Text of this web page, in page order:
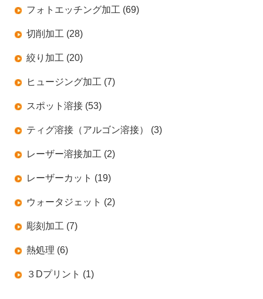
フォトエッチング加工 (69)
切削加工 (28)
絞り加工 (20)
ヒュージング加工 (7)
スポット溶接 (53)
ティグ溶接（アルゴン溶接） (3)
レーザー溶接加工 (2)
レーザーカット (19)
ウォータジェット (2)
彫刻加工 (7)
熱処理 (6)
３Dプリント (1)